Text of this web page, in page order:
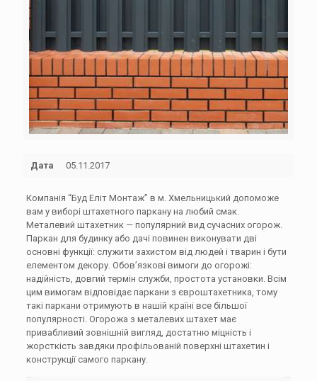
Дата 05.11.2017
Компанія “Буд Еліт Монтаж” в м. Хмельницький допоможе
вам у виборі штахетного паркану на любий смак.
Металевий штахетник — популярний вид сучасних огорож.
Паркан для будинку або дачі повинен виконувати дві
основні функції: служити захистом від людей і тварин і бути
елементом декору. Обов’язкові вимоги до огорожі:
надійність, довгий термін служби, простота установки. Всім
цим вимогам відповідає паркани з євроштахетника, тому
такі паркани отримують в нашій країні все більшої
популярності. Огорожа з металевих штахет має
привабливий зовнішній вигляд, достатню міцність і
жорсткість завдяки профільованій поверхні штахетин і
конструкції самого паркану.